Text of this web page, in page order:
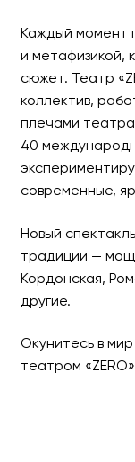
Каждый момент
и метафизикой,
сюжет. Театр
коллектив,
плечами
40
современные,
Новый
традиции —
Кордонская,
другие.
Окунитесь в
театром «ZERO»